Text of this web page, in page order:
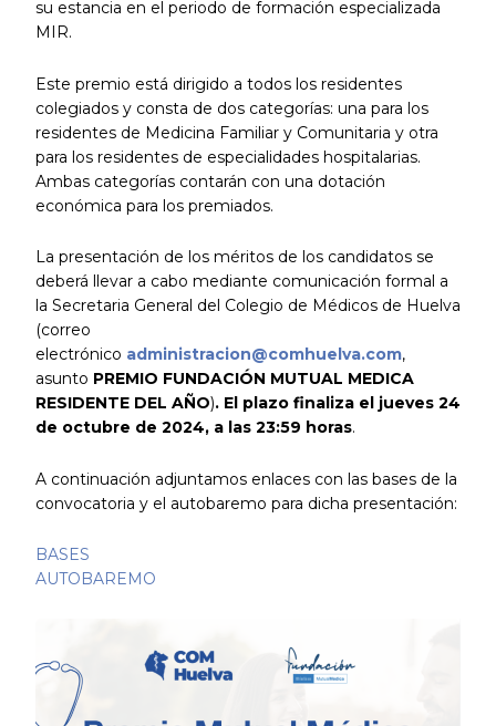
su estancia en el periodo de formación especializada
MIR.
Este premio está dirigido a todos los residentes
colegiados y consta de dos categorías: una para los
residentes de Medicina Familiar y Comunitaria y otra
para los residentes de especialidades hospitalarias.
Ambas categorías contarán con una dotación
económica para los premiados.
La presentación de los méritos de los candidatos se
deberá llevar a cabo mediante comunicación formal a
la Secretaria General del Colegio de Médicos de Huelva
(correo
electrónico administracion@comhuelva.com,
asunto PREMIO FUNDACIÓN MUTUAL MEDICA
RESIDENTE DEL AÑO). El plazo finaliza el jueves 24
de octubre de 2024, a las 23:59 horas.
A continuación adjuntamos enlaces con las bases de la
convocatoria y el autobaremo para dicha presentación:
BASES
AUTOBAREMO